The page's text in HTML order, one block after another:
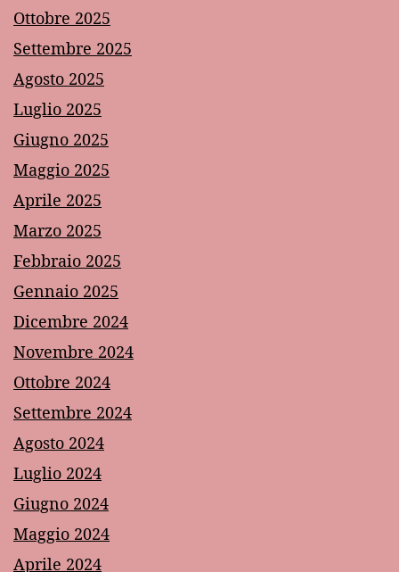
Ottobre 2025
Settembre 2025
Agosto 2025
Luglio 2025
Giugno 2025
Maggio 2025
Aprile 2025
Marzo 2025
Febbraio 2025
Gennaio 2025
Dicembre 2024
Novembre 2024
Ottobre 2024
Settembre 2024
Agosto 2024
Luglio 2024
Giugno 2024
Maggio 2024
Aprile 2024